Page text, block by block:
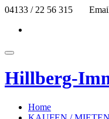
Skip
content
04133 / 22 56 315
Toggle
Hillberg-
Home